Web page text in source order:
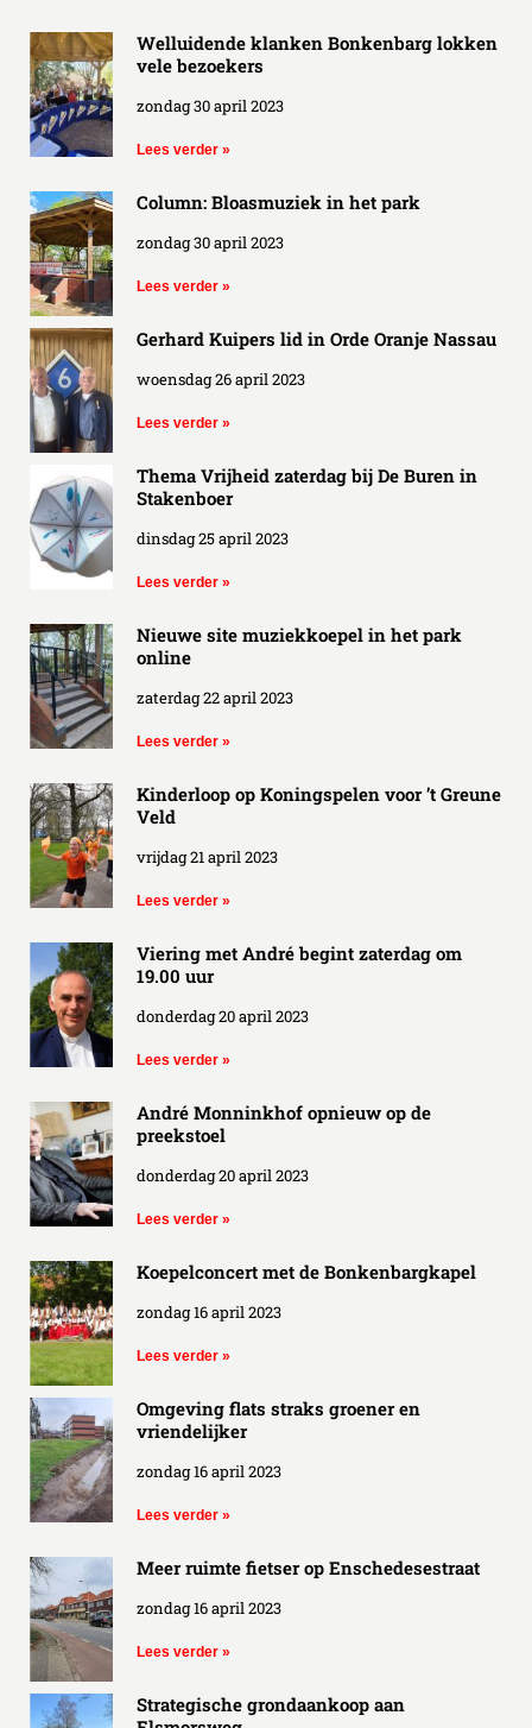
Welluidende klanken Bonkenbarg lokken
vele bezoekers
zondag 30 april 2023
Lees verder »
Column: Bloasmuziek in het park
zondag 30 april 2023
Lees verder »
Gerhard Kuipers lid in Orde Oranje Nassau
woensdag 26 april 2023
Lees verder »
Thema Vrijheid zaterdag bij De Buren in
Stakenboer
dinsdag 25 april 2023
Lees verder »
Nieuwe site muziekkoepel in het park
online
zaterdag 22 april 2023
Lees verder »
Kinderloop op Koningspelen voor ’t Greune
Veld
vrijdag 21 april 2023
Lees verder »
Viering met André begint zaterdag om
19.00 uur
donderdag 20 april 2023
Lees verder »
André Monninkhof opnieuw op de
preekstoel
donderdag 20 april 2023
Lees verder »
Koepelconcert met de Bonkenbargkapel
zondag 16 april 2023
Lees verder »
Omgeving flats straks groener en
vriendelijker
zondag 16 april 2023
Lees verder »
Meer ruimte fietser op Enschedesestraat
zondag 16 april 2023
Lees verder »
Strategische grondaankoop aan